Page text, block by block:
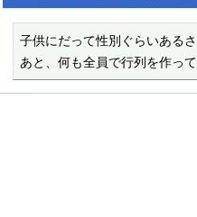
子供にだって性別ぐらいあるさ
あと、何も全員で行列を作っ